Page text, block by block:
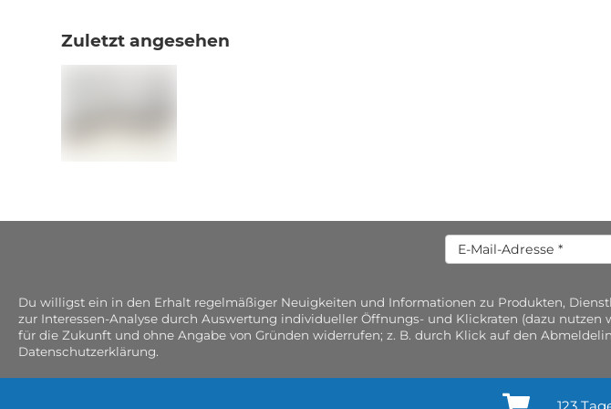
Zuletzt angesehen
Du willigst ein in den Erhalt regelmäßiger Neuigkeiten und Informationen zu Produkten,
zur Interessen-Analyse durch Auswertung individueller Öffnungs- und Klickraten (dazu
für die Zukunft und ohne Angabe von Gründen widerrufen; z. B. durch Klick auf den
Datenschutzerklärung.